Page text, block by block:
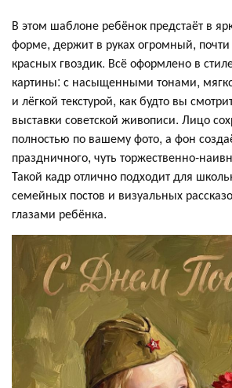
В этом шаблоне ребёнок предстаёт в
форме, держит в руках огромный, почти
красных гвоздик. Всё оформлено в
картины: с насыщенными тонами,
и лёгкой текстурой, как будто вы
выставки советской живописи. Лицо
полностью по вашему фото, а фон
праздничного, чуть
Такой кадр отлично подходит для
семейных постов и визуальных
глазами ребёнка.